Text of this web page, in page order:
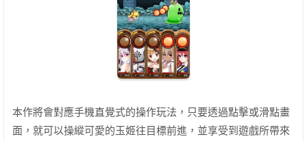
本作將會對應手機直覺式的操作玩法，只要透過點擊或滑點畫
面，就可以操縱可愛的玉姬往目標前進，並享受到遊戲所帶來